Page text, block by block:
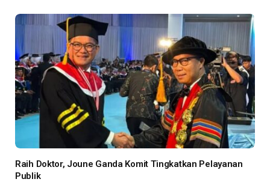
Raih Doktor, Joune Ganda Komit Tingkatkan Pelayanan
Publik